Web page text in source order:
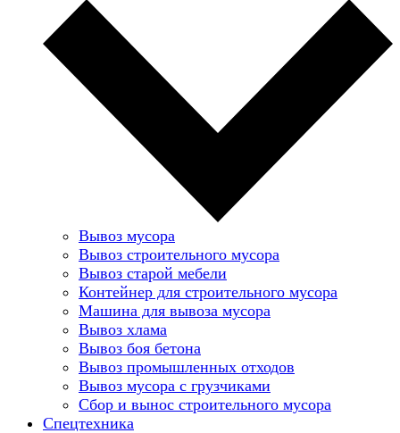
Вывоз мусора
Вывоз строительного мусора
Вывоз старой мебели
Контейнер для строительного мусора
Машина для вывоза мусора
Вывоз хлама
Вывоз боя бетона
Вывоз промышленных отходов
Вывоз мусора с грузчиками
Сбор и вынос строительного мусора
Спецтехника